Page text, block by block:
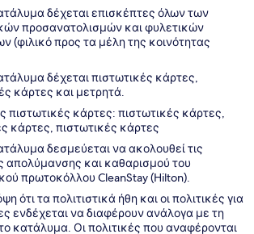
δέχεται επισκέπτες όλων των
προσανατολισμών και φυλετικών
(φιλικό προς τα μέλη της κοινότητας
δέχεται πιστωτικές κάρτες,
κάρτες και μετρητά.
πιστωτικές κάρτες: πιστωτικές κάρτες,
κάρτες, πιστωτικές κάρτες
δεσμεύεται να ακολουθεί τις
απολύμανσης και καθαρισμού του
πρωτοκόλλου CleanStay (Hilton).
ότι τα πολιτιστικά ήθη και οι πολιτικές για
ενδέχεται να διαφέρουν ανάλογα με τη
κατάλυμα. Οι πολιτικές που αναφέρονται